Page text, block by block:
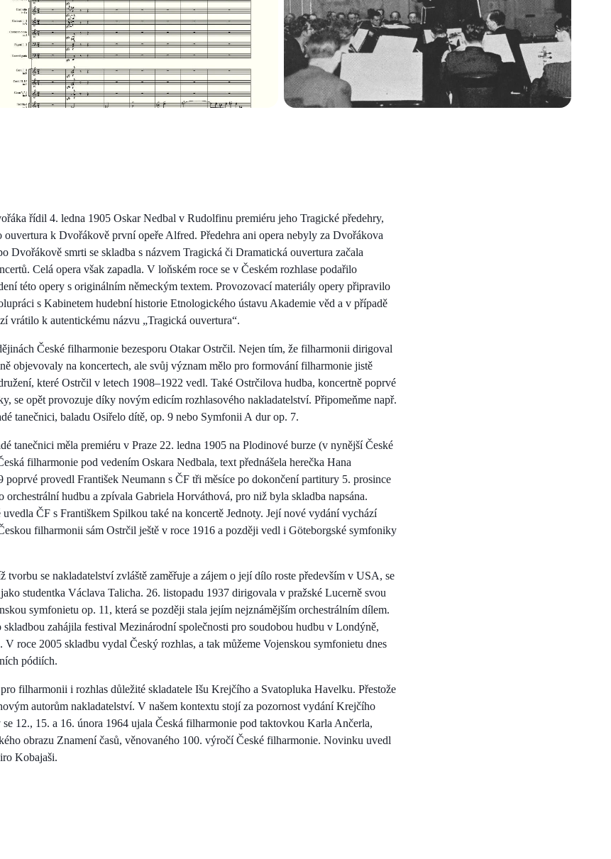
řídil 4. ledna 1905 Oskar Nedbal v Rudolfinu premiéru jeho Tragické předehry,
ouvertura k Dvořákově první opeře Alfred. Předehra ani opera nebyly za Dvořákova
Dvořákově smrti se skladba s názvem Tragická či Dramatická ouvertura začala
Celá opera však zapadla. V loňském roce se v Českém rozhlase podařilo
této opery s originálním německým textem. Provozovací materiály opery připravilo
s Kabinetem hudební historie Etnologického ústavu Akademie věd a v případě
vrátilo k autentickému názvu „Tragická ouvertura“.
České filharmonie bezesporu Otakar Ostrčil. Nejen tím, že filharmonii dirigoval
objevovaly na koncertech, ale svůj význam mělo pro formování filharmonie jistě
které Ostrčil v letech 1908–1922 vedl. Také Ostrčilova hudba, koncertně poprvé
se opět provozuje díky novým edicím rozhlasového nakladatelství. Připomeňme např.
tanečnici, baladu Osiřelo dítě, op. 9 nebo Symfonii A dur op. 7.
tanečnici měla premiéru v Praze 22. ledna 1905 na Plodinové burze (v nynější České
filharmonie pod vedením Oskara Nedbala, text přednášela herečka Hana
poprvé provedl František Neumann s ČF tři měsíce po dokončení partitury 5. prosince
orchestrální hudbu a zpívala Gabriela Horváthová, pro niž byla skladba napsána.
ČF s Františkem Spilkou také na koncertě Jednoty. Její nové vydání vychází
filharmonii sám Ostrčil ještě v roce 1916 a později vedl i Göteborgské symfoniky
tvorbu se nakladatelství zvláště zaměřuje a zájem o její dílo roste především v USA, se
studentka Václava Talicha. 26. listopadu 1937 dirigovala v pražské Lucerně svou
symfonietu op. 11, která se později stala jejím nejznámějším orchestrálním dílem.
zahájila festival Mezinárodní společnosti pro soudobou hudbu v Londýně,
roce 2005 skladbu vydal Český rozhlas, a tak můžeme Vojenskou symfonietu dnes
pódiích.
filharmonii i rozhlas důležité skladatele Išu Krejčího a Svatopluka Havelku. Přestože
autorům nakladatelství. V našem kontextu stojí za pozornost vydání Krejčího
12., 15. a 16. února 1964 ujala Česká filharmonie pod taktovkou Karla Ančerla,
obrazu Znamení časů, věnovaného 100. výročí České filharmonie. Novinku uvedl
Kobajaši.